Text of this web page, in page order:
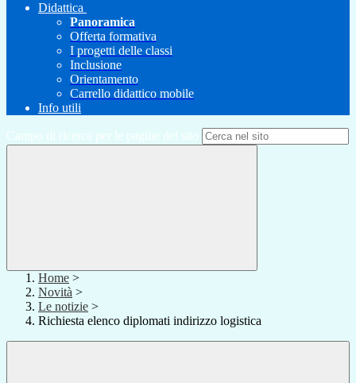
Didattica
Panoramica
Offerta formativa
I progetti delle classi
Inclusione
Orientamento
Carrello didattico mobile
Info utili
Campo di ricerca per le pagine del sito
Home >
Novità >
Le notizie >
Richiesta elenco diplomati indirizzo logistica